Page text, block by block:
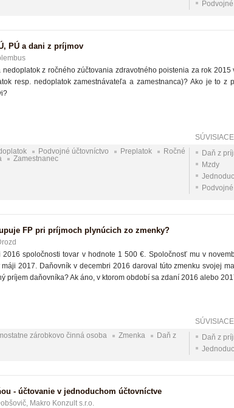
PÚ a dani z príjmov
z ročného zúčtovania zdravotného poistenia za rok 2015
resp. nedoplatok zamestnávateľa a zamestnanca)? Ako je to z
Podvojné účtovníctvo Preplatok
Ročné
Zamestnanec
Daň z
Mzdy
FP pri príjmoch plynúcich zo zmenky?
2016 spoločnosti tovar v hodnote 1 500 €. Spoločnosť mu v
2017. Daňovník v decembri 2016 daroval túto zmenku svojej
príjem daňovníka? Ak áno, v ktorom období sa zdaní 2016 alebo
zárobkovo činná osoba Zmenka
Daň z
Daň z
- účtovanie v jednoduchom účtovníctve
Makro Konzult s.r.o.